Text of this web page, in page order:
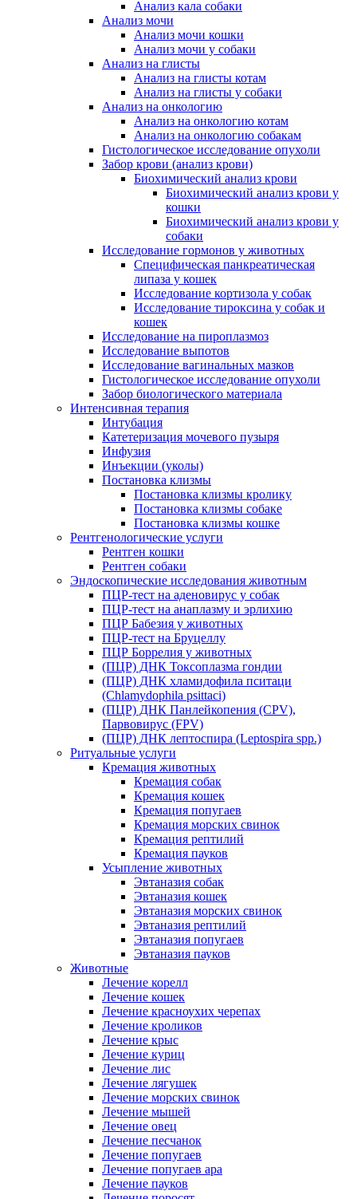
Анализ кала собаки
Анализ мочи
Анализ мочи кошки
Анализ мочи у собаки
Анализ на глисты
Анализ на глисты котам
Анализ на глисты у собаки
Анализ на онкологию
Анализ на онкологию котам
Анализ на онкологию собакам
Гистологическое исследование опухоли
Забор крови (анализ крови)
Биохимический анализ крови
Биохимический анализ крови у
кошки
Биохимический анализ крови у
собаки
Исследование гормонов у животных
Специфическая панкреатическая
липаза у кошек
Исследование кортизола у собак
Исследование тироксина у собак и
кошек
Исследование на пироплазмоз
Исследование выпотов
Исследование вагинальных мазков
Гистологическое исследование опухоли
Забор биологического материала
Интенсивная терапия
Интубация
Катетеризация мочевого пузыря
Инфузия
Инъекции (уколы)
Постановка клизмы
Постановка клизмы кролику
Постановка клизмы собаке
Постановка клизмы кошке
Рентгенологические услуги
Рентген кошки
Рентген собаки
Эндоскопические исследования животным
ПЦР-тест на аденовирус у собак
ПЦР-тест на анаплазму и эрлихию
ПЦР Бабезия у животных
ПЦР-тест на Бруцеллу
ПЦР Боррелия у животных
(ПЦР) ДНК Токсоплазма гондии
(ПЦР) ДНК хламидофила пситаци
(Chlamydophila psittaci)
(ПЦР) ДНК Панлейкопения (CPV),
Парвовирус (FPV)
(ПЦР) ДНК лептоспира (Leptospira spp.)
Ритуальные услуги
Кремация животных
Кремация собак
Кремация кошек
Кремация попугаев
Кремация морских свинок
Кремация рептилий
Кремация пауков
Усыпление животных
Эвтаназия собак
Эвтаназия кошек
Эвтаназия морских свинок
Эвтаназия рептилий
Эвтаназия попугаев
Эвтаназия пауков
Животные
Лечение корелл
Лечение кошек
Лечение красноухих черепах
Лечение кроликов
Лечение крыс
Лечение куриц
Лечение лис
Лечение лягушек
Лечение морских свинок
Лечение мышей
Лечение овец
Лечение песчанок
Лечение попугаев
Лечение попугаев ара
Лечение пауков